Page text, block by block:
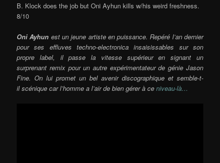
B. Klock does the job but Oni Ayhun kills w/his weird freshness.
8/10
Oni Ayhun est un jeune artiste en puissance. Repéré l’an dernier
pour ses effluves techno-electronica insaisissables sur son
propre label, il passe la vitesse supérieur en signant un
surprenant remix pour un autre expérimentateur de génie Jason
Fine. On lui promet un bel avenir discographique et semble-t-
il scénique car l’homme a l’air de bien gérer à ceniveau-là…